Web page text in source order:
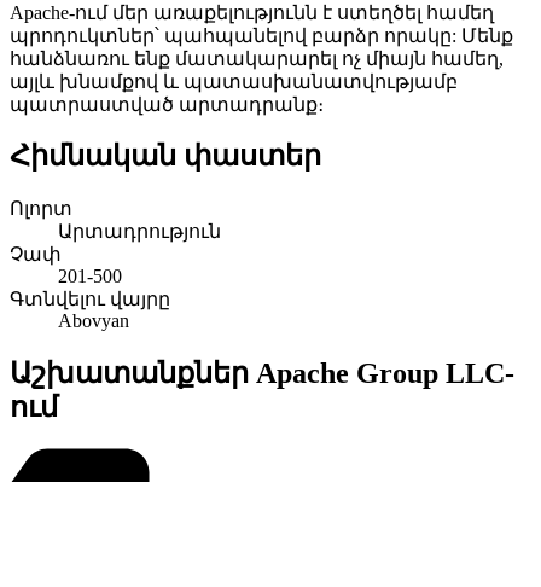
Apache-ում մեր առաքելությունն է ստեղծել համեղ
պրոդուկտներ՝ պահպանելով բարձր որակը: Մենք
հանձնառու ենք մատակարարել ոչ միայն համեղ,
այլև խնամքով և պատասխանատվությամբ
պատրաստված արտադրանք։
Հիմնական փաստեր
Ոլորտ
Արտադրություն
Չափ
201-500
Գտնվելու վայրը
Abovyan
Աշխատանքներ Apache Group LLC-
ում